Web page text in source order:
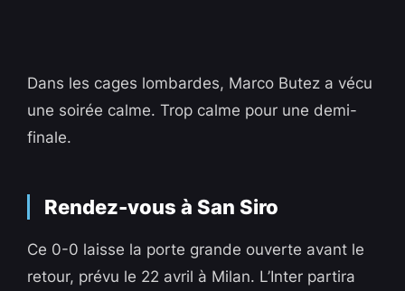
Dans les cages lombardes, Marco Butez a vécu
une soirée calme. Trop calme pour une demi-
finale.
Rendez-vous à San Siro
Ce 0-0 laisse la porte grande ouverte avant le
retour, prévu le 22 avril à Milan. L’Inter partira